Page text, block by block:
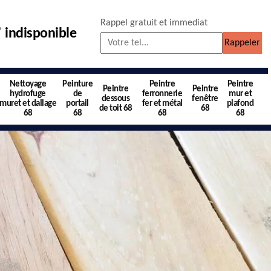
indisponible
Rappel gratuit et immediat
Nettoyage
hydrofuge
muret et dallage
68
Peinture
de
portail
68
Peintre
dessous
de toit 68
Peintre
ferronnerie
fer et métal
68
Peintre
fenêtre
68
Peintre
mur et
plafond
68